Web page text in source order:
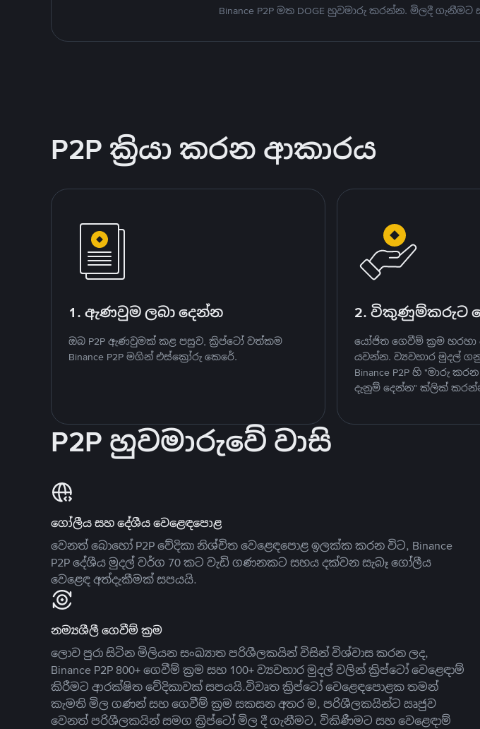
Binance P2P මත DOGE හුවමාරු කරන්න. මිලදී
P2P ක්‍රියා කරන ආකාරය
1. ඇණවුම ලබා දෙන්න
ඔබ P2P ඇණවුමක් කළ පසුව, ක්‍රිප්ටෝ වත්කම
Binance P2P මගින් එස්ක්‍රෝරු කෙරේ.
2. විකුණුම්කරුට
යෝජිත ගෙවීම් ක්‍රම
යවන්න. ව්‍යවහාර මුදල්
Binance P2P හි "මාරු
දැනුම් දෙන්න" ක්ලික්
P2P හුවමාරුවේ වාසි
ගෝලීය සහ දේශීය වෙළෙඳපොළ
වෙනත් බොහෝ P2P වේදිකා නිශ්චිත වෙළෙඳපොළ ඉලක්ක කරන විට, Binance
P2P දේශීය මුදල් වර්ග 70 කට වැඩි ගණනකට සහය දක්වන සැබෑ ගෝලීය
වෙළෙඳ අත්දැකීමක් සපයයි.
නම්‍යශීලී ගෙවීම් ක්‍රම
ලොව පුරා සිටින මිලියන සංඛ්‍යාත පරිශීලකයින් විසින් විශ්වාස කරන ලද,
Binance P2P 800+ ගෙවීම් ක්‍රම සහ 100+ ව්‍යවහාර මුදල් වලින් ක්‍රිප්ටෝ වෙළෙඳාම්
කිරීමට ආරක්ෂිත වේදිකාවක් සපයයි.විවෘත ක්‍රිප්ටෝ වෙළෙඳපොළක තමන්
කැමති මිල ගණන් සහ ගෙවීම් ක්‍රම සකසන අතර ම, පරිශීලකයින්ට ඍජුව
වෙනත් පරිශීලකයින් සමග ක්‍රිප්ටෝ මිල දී ගැනීමට, විකිණීමට සහ වෙළෙඳාම්